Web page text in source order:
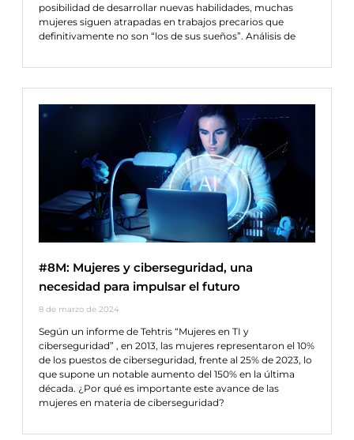
posibilidad de desarrollar nuevas habilidades, muchas
mujeres siguen atrapadas en trabajos precarios que
definitivamente no son “los de sus sueños”. Análisis de
#8M: Mujeres y ciberseguridad, una
necesidad para impulsar el futuro
8 de marzo de 2024
Según un informe de Tehtris “Mujeres en TI y
ciberseguridad” , en 2013, las mujeres representaron el 10%
de los puestos de ciberseguridad, frente al 25% de 2023, lo
que supone un notable aumento del 150% en la última
década. ¿Por qué es importante este avance de las
mujeres en materia de ciberseguridad?